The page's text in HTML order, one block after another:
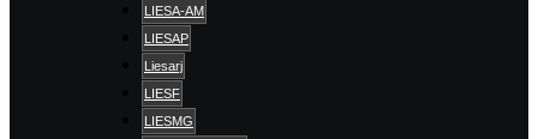
LIESA-AM
LIESAP
Liesarj
LIESF
LIESMG